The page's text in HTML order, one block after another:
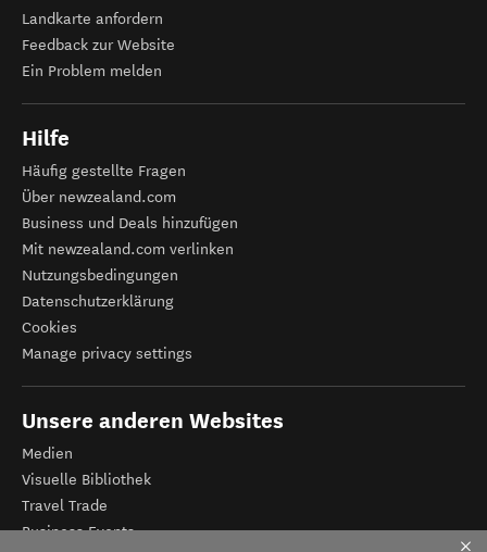
Landkarte anfordern
Feedback zur Website
Ein Problem melden
Hilfe
Häufig gestellte Fragen
Über newzealand.com
Business und Deals hinzufügen
Mit newzealand.com verlinken
Nutzungsbedingungen
Datenschutzerklärung
Cookies
Manage privacy settings
Unsere anderen Websites
Medien
Visuelle Bibliothek
Travel Trade
Business Events